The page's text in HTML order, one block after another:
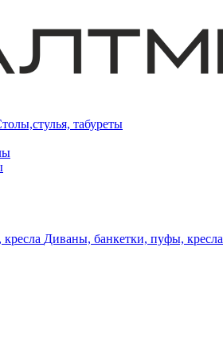
табуреты
Диваны, банкетки, пуфы, кресла